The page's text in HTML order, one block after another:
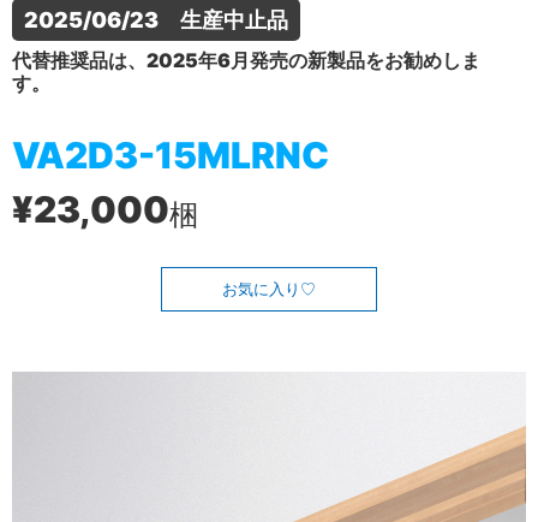
2025/06/23　生産中止品
代替推奨品は、2025年6月発売の新製品をお勧めしま
す。
VA2D3-15MLRNC
¥23,000梱
お気に入り